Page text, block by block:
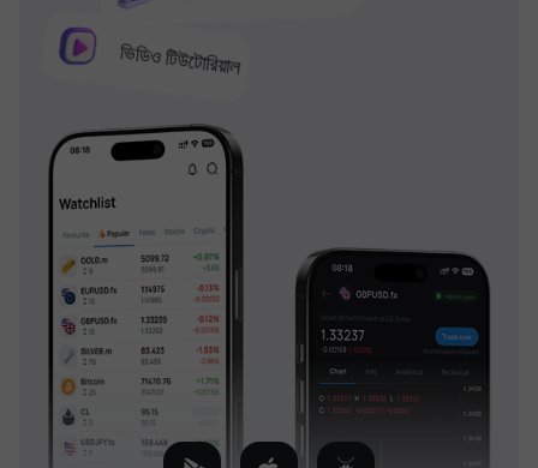
ভিডিও টিউটোরিয়াল